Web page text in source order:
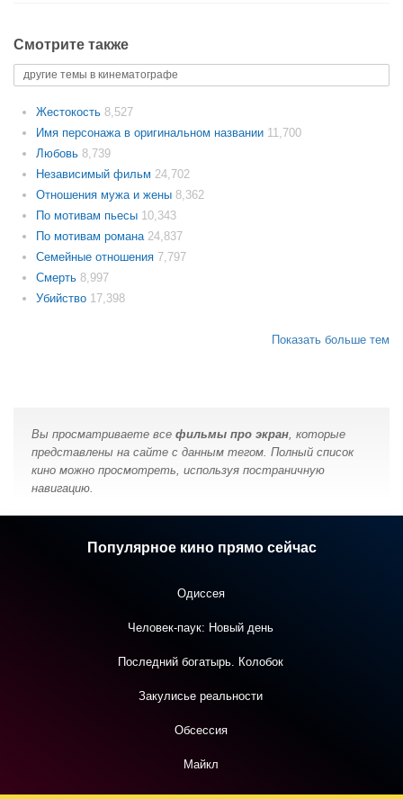
Смотрите также
другие темы в кинематографе
Жестокость 8,527
Имя персонажа в оригинальном названии 11,700
Любовь 8,739
Независимый фильм 24,702
Отношения мужа и жены 8,362
По мотивам пьесы 10,343
По мотивам романа 24,837
Семейные отношения 7,797
Смерть 8,997
Убийство 17,398
Показать больше тем
Вы просматриваете все фильмы про экран, которые
представлены на сайте с данным тегом. Полный список
кино можно просмотреть, используя постраничную
навигацию.
Популярное кино прямо сейчас
Одиссея
Человек-паук: Новый день
Последний богатырь. Колобок
Закулисье реальности
Обсессия
Майкл